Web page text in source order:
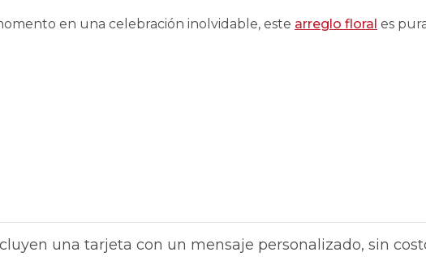
en una celebración inolvidable, este arreglo floral es
una tarjeta con un mensaje personalizado, sin